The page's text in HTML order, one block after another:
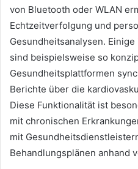
von Bluetooth oder WLAN
Echtzeitverfolgung und
Gesundheitsanalysen.
sind beispielsweise so
Gesundheitsplattformen
Berichte über die
Diese Funktionalität ist
mit chronischen
mit
Behandlungsplänen anhand